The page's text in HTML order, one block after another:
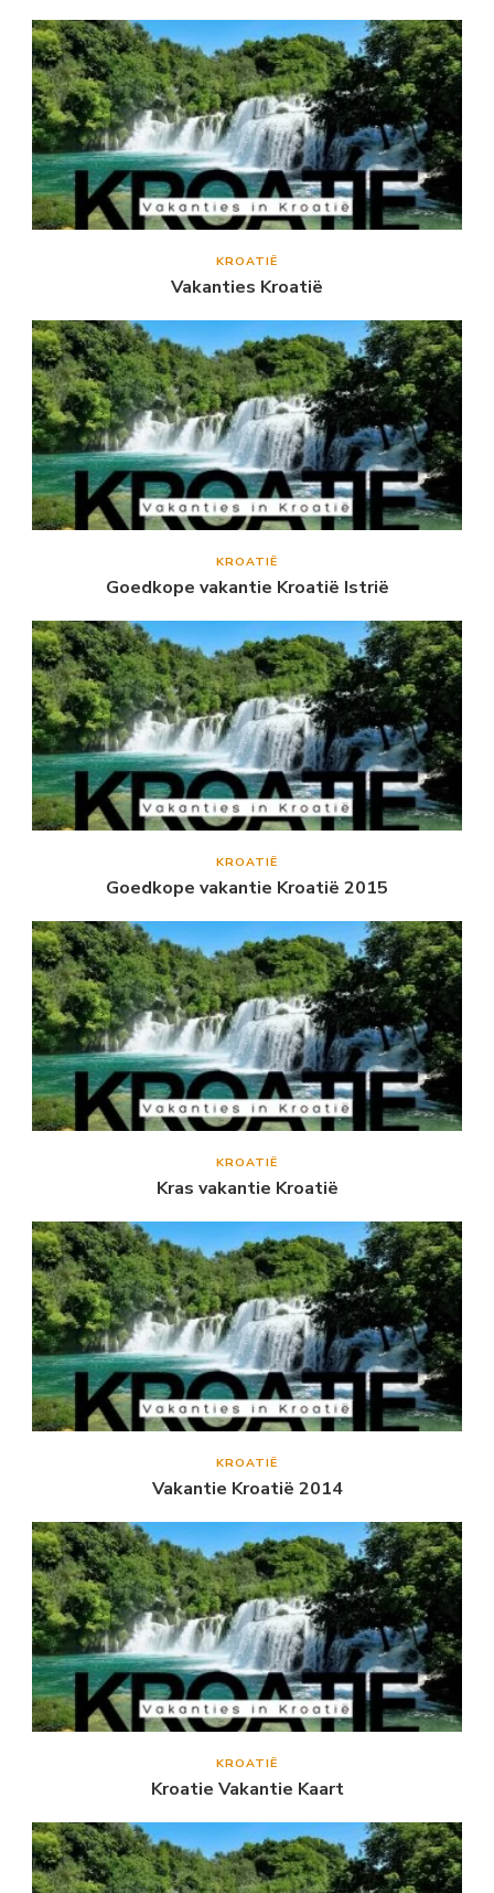
KROATIË
Vakanties Kroatië
KROATIË
Goedkope vakantie Kroatië Istrië
KROATIË
Goedkope vakantie Kroatië 2015
KROATIË
Kras vakantie Kroatië
KROATIË
Vakantie Kroatië 2014
KROATIË
Kroatie Vakantie Kaart